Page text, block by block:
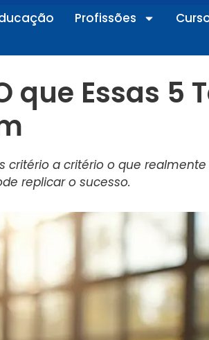
Profissões
que Essas 5
critério a critério o que
replicar o sucesso.